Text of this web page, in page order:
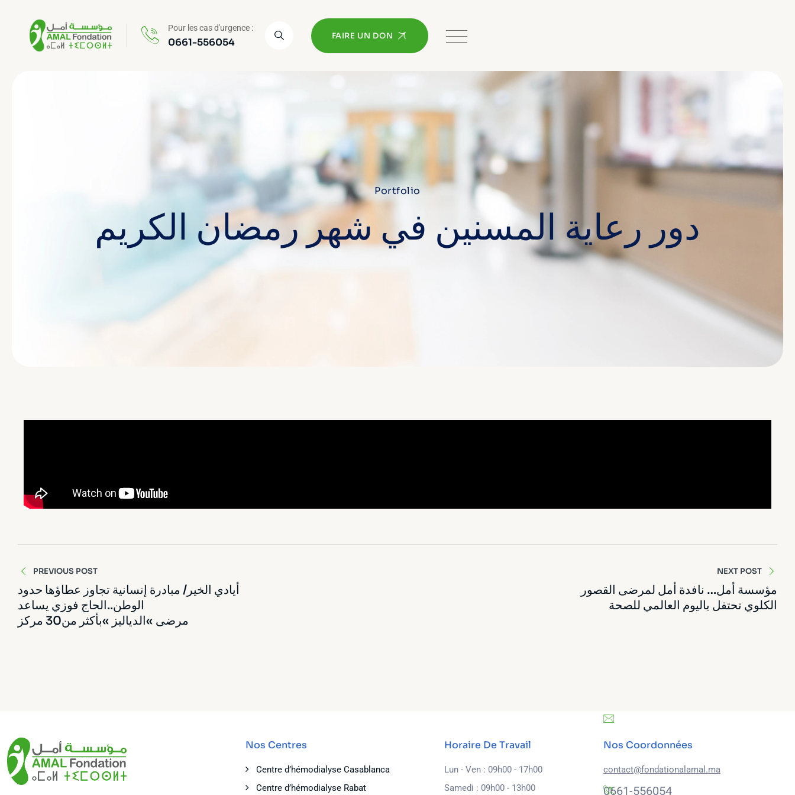
Pour les cas d'urgence :
0661-556054
FAIRE UN DON
Portfolio
دور رعاية المسنين في شهر رمضان الكريم
PREVIOUS POST
أيادي الخير/ مبادرة إنسانية تجاوز عطاؤها حدود
الوطن..الحاج فوزي يساعد
مرضى »الدياليز »بأكثر من30 مركز
NEXT POST
مؤسسة أمل… نافدة أمل لمرضى القصور
الكلوي تحتفل باليوم العالمي للصحة
Nos Centres
Centre d’hémodialyse Casablanca
Centre d’hémodialyse Rabat
Horaire De Travail
Lun - Ven : 09h00 - 17h00
Samedi : 09h00 - 13h00
Nos Coordonnées
0661-556054
contact@fondationalamal.ma